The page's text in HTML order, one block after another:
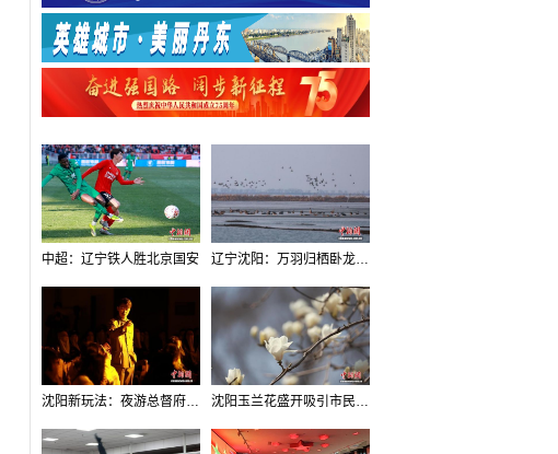
中超：辽宁铁人胜北京国安 辽宁沈阳：万羽归栖卧龙湖看群鸟齐飞
沈阳新玩法：夜游总督府，当一回“赴宴者” 沈阳玉兰花盛开吸引市民打卡